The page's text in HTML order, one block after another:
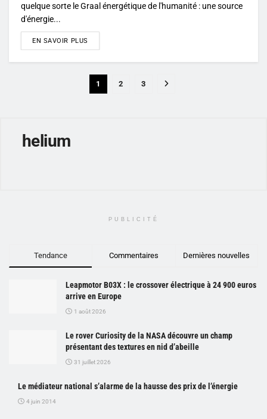
quelque sorte le Graal énergétique de l'humanité : une source
d'énergie...
EN SAVOIR PLUS
1 2 3
helium
PUBLICITÉ
Tendance Commentaires Dernières nouvelles
Leapmotor B03X : le crossover électrique à 24 900 euros
arrive en Europe
1 août 2026
Le rover Curiosity de la NASA découvre un champ
présentant des textures en nid d’abeille
31 juillet 2026
Le médiateur national s’alarme de la hausse des prix de l’énergie
4 juin 2014